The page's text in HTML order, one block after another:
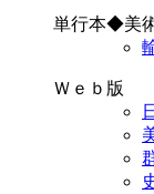
単行本◆美
Ｗｅｂ版